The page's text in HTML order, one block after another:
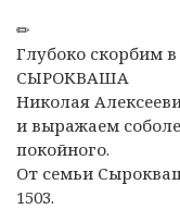
✏
Глубоко скорбим
СЫРОКВАША
Николая
и выражаем
покойного.
От семьи
1503.